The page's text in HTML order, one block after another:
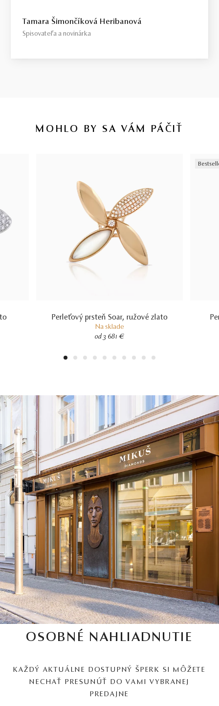
Tamara Šimončíková Heribanová
Spisovateľa a novinárka
MOHLO BY SA VÁM PÁČIŤ
Perleťový prsteň Soar, ružové zlato
Na sklade
od 3 681 €
1 2 3 4 5 6 7 8 9 10
OSOBNÉ NAHLIADNUTIE
KAŽDÝ AKTUÁLNE DOSTUPNÝ ŠPERK SI MÔŽETE
NECHAŤ PRESUNÚŤ DO VAMI VYBRANEJ
PREDAJNE